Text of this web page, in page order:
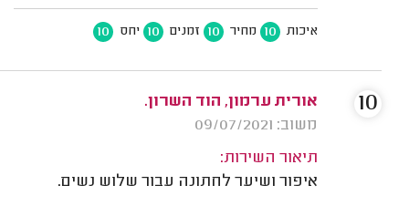
איכות 10 מחיר 10 זמנים 10 יחס 10
אורית ערמון, הוד השרון.
משוב: 09/07/2021
תיאור השירות:
איפור ושיער לחתונה עבור שלוש נשים.
10